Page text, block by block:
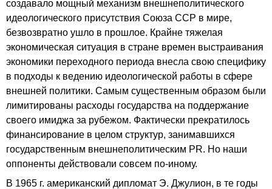
создавало мощный механизм внешнеполитического
идеологического присутствия Союза ССР в мире,
безвозвратно ушло в прошлое. Крайне тяжелая
экономическая ситуация в стране времен выстраивания
экономики переходного периода внесла свою специфику
в подходы к ведению идеологической работы в сфере
внешней политики. Самым существенным образом были
лимитированы расходы государства на поддержание
своего имиджа за рубежом. Фактически прекратилось
финансирование в целом структур, занимавшихся
государственным внешнеполитическим PR. Но наши
оппоненты действовали совсем по-иному.
В 1965 г. американский дипломат Э. Джулион, в те годы